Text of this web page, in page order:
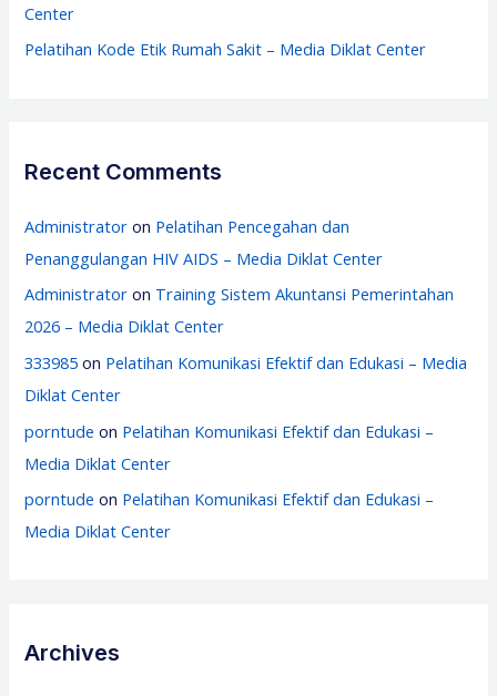
Center
Pelatihan Kode Etik Rumah Sakit – Media Diklat Center
Recent Comments
Administrator on Pelatihan Pencegahan dan
Penanggulangan HIV AIDS – Media Diklat Center
Administrator on Training Sistem Akuntansi Pemerintahan
2026 – Media Diklat Center
333985 on Pelatihan Komunikasi Efektif dan Edukasi – Media
Diklat Center
porntude on Pelatihan Komunikasi Efektif dan Edukasi –
Media Diklat Center
porntude on Pelatihan Komunikasi Efektif dan Edukasi –
Media Diklat Center
Archives